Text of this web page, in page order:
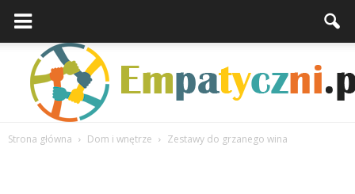
Strona główna Dom i wnętrze Zestawy do grzanego wina